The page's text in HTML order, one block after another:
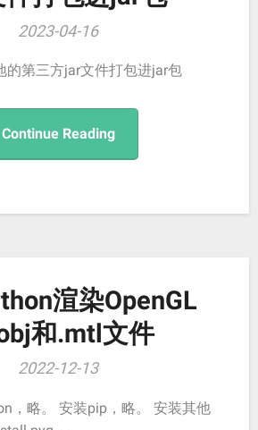
2023-04-16
的第三方jar文件打包进jar包
Continue Reading
渲染OpenGL
和.mtl文件
2022-12-13
，略。 安装pip，略。 安装其他